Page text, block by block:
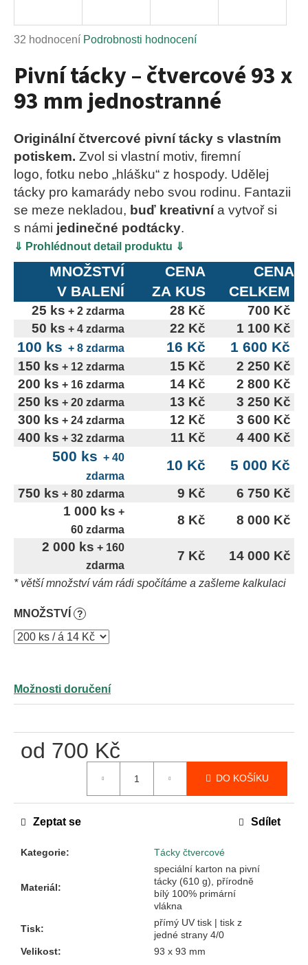
Průměrné
produktu
je
5,0
hvězdiček.
32 hodnocení Podrobnosti hodnocení
Pivní tácky – čtvercové 93 x
93 mm jednostranné
Originální čtvercové pivní tácky s vlastním
potiskem. Zvol si vlastní motiv, firemní
logo, fotku nebo „hlášku“ z hospody. Udělej
tácky pro kamarády nebo svou rodinu. Fantazii
se meze nekladou, buď kreativnía vytvoř si
s námi jedinečné podtácky.
⇓ Prohlédnout detail produktu ⇓
MNOŽSTVÍ
V BALENÍ
CENA
ZA KUS
CENA
CELKEM
25 ks + 2 zdarma 28 Kč
700 Kč
50 ks + 4 zdarma 22 Kč 1 100 Kč
100 ks + 8 zdarma 16 Kč 1 600 Kč
150 ks + 12 zdarma 15 Kč
2 250 Kč
200 ks + 16 zdarma 14 Kč
2 800 Kč
250 ks + 20 zdarma 13 Kč
3 250 Kč
300 ks + 24 zdarma 12 Kč
3 600 Kč
400 ks + 32 zdarma 11 Kč 4 400 Kč
500 ks + 40
zdarma
10 Kč 5 000 Kč
750 ks + 80 zdarma 9 Kč
6 750 Kč
1 000 ks +
60 zdarma
8 Kč
8 000 Kč
2 000 ks + 160
zdarma
7 Kč 14 000 Kč
* větší množství vám rádi spočítáme a zašleme kalkulaci
MNOŽSTVÍ ?
Možnosti doručení
od 700 Kč
DO KOŠÍKU
Kategorie: Tácky čtvercové
Materiál:
speciální karton na pivní
tácky (610 g), přírodně
bílý 100% primární
vlákna
Tisk:
přímý UV tisk | tisk z
jedné strany 4/0
Velikost: 93 x 93 mm
Zeptat se Sdílet
j
t
?
HLEDAT
D
o
p
o
u
e
m
e